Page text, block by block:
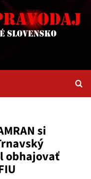
si
obhajovať